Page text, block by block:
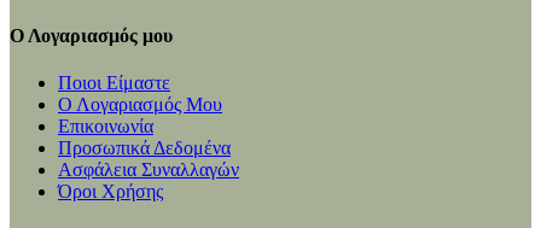
Ο Λογαριασμός μου
Ποιοι Είμαστε
Ο Λογαριασμός Μου
Επικοινωνία
Προσωπικά Δεδομένα
Ασφάλεια Συναλλαγών
Όροι Χρήσης